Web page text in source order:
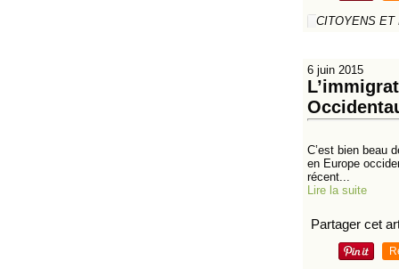
CITOYENS ET
6 juin 2015
C’est bien beau
en Europe
récent...
Lire la suite
Partager cet